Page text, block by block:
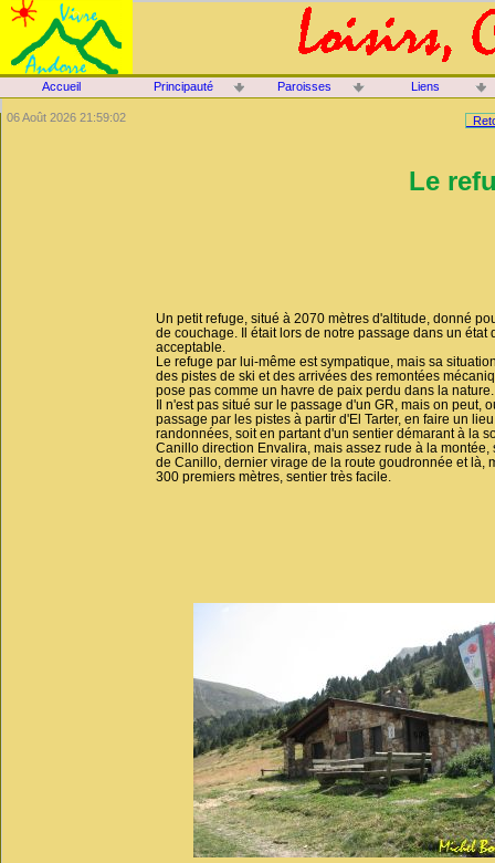
Le
Un petit refuge, situé à 2070 mètres d'altitude, donné
de couchage. Il était lors de notre passage dans un état
acceptable.
Le refuge par lui-même est sympatique, mais sa
des pistes de ski et des arrivées des remontées
pose pas comme un havre de paix perdu dans la nature.
Il n'est pas situé sur le passage d'un GR, mais on peut,
passage par les pistes à partir d'El Tarter, en faire un
randonnées, soit en partant d'un sentier démarant à la
Canillo direction Envalira, mais assez rude à la montée,
de Canillo, dernier virage de la route goudronnée et là,
300 premiers mètres, sentier très facile.
06 Août 2026 21:59:02
Accueil Principauté Paroisses Liens